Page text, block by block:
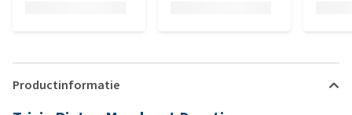
Productinformatie